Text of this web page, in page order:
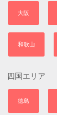
大阪
和歌山
四国エリア
徳島